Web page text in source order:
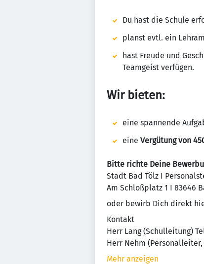
Du hast die Schule
planst evtl. ein
hast Freude und
Teamgeist verfügen.
Wir bieten:
eine spannende
eine Vergütung von
Bitte richte Deine
Stadt Bad Tölz I
Am Schloßplatz 1 I 83646
oder bewirb Dich direkt
Kontakt
Herr Lang (Schulleitung)
Herr Nehm (Personalleiter,
Mehr anzeigen